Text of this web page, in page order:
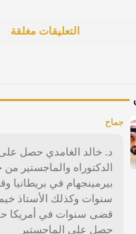
التعليقات مغلقة
جماح
د. خالد الغامدي حصل
الدكتوراه والماجستير من
بيرمينجهام في بريطانيا
سنوات وكذلك الأستاذ
قضى سنوات في أمريكا
حصل على الماجستير